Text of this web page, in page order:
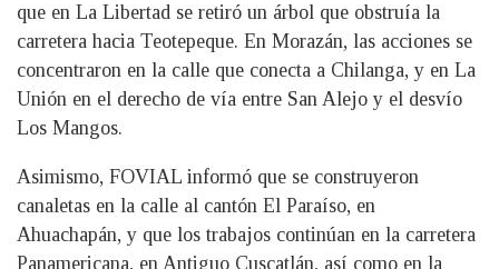
que en La Libertad se retiró un árbol que obstruía la
carretera hacia Teotepeque. En Morazán, las acciones se
concentraron en la calle que conecta a Chilanga, y en La
Unión en el derecho de vía entre San Alejo y el desvío
Los Mangos.
Asimismo, FOVIAL informó que se construyeron
canaletas en la calle al cantón El Paraíso, en
Ahuachapán, y que los trabajos continúan en la carretera
Panamericana, en Antiguo Cuscatlán, así como en la